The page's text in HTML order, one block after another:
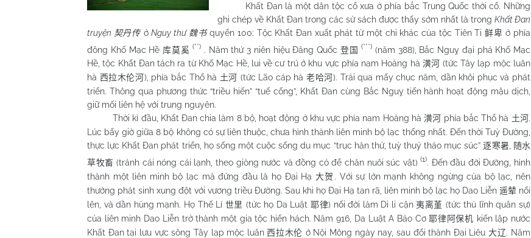
Khất Đan là một dân tộc cổ xưa ở phía bắc Trung Quốc thời cổ. Những
ghi chép về Khất Đan trong các sử sách được thấy sớm nhất là trong Khất Đan
truyện 契丹传 ởNguỵ thư 魏书quyển 100: Tộc Khất Đan xuất phát từ một chi khác của tộc Tiên Ti鲜卑 ở phía
đông Khố Mạc Hề 库莫奚 (**) . Năm thứ 3 niên hiệu Đăng Quốc 登国 (***) (năm 388), Bắc Nguỵ đại phá Khố Mạc
Hề, tộc Khất Đan tách ra từ Khố Mạc Hề, lui về cư trú ở khu vực phía nam Hoàng hà 潢河 (tức Tây lạp mộc luân
hà 西拉木伦河 ), phía bắc Thổ hà 土河 (tức Lão cáp hà老哈河 ). Trải qua mấy chục năm, dần khôi phục và phát
triển. Thông qua phương thức “triều hiến” “tuế cống”, Khất Đan cùng Bắc Nguỵ tiến hành hoạt động mậu dịch,
giữ mối liên hệ với trung nguyên.
Thời kì đầu, Khất Đan chia làm 8 bộ, hoạt động ở khu vực phía nam Hoàng hà潢河 phía bắc Thổ hà 土河 .
Lúc bấy giờ giữa 8 bộ không có sự liên thuộc, chưa hình thành liên minh bộ lạc thống nhất. Đến thời Tuỳ Đường,
thực lực Khất Đan phát triển, họ sống một cuộc sống du mục “trục hàn thử, tuỳ thuỷ thảo mục súc”逐寒暑, 随水
草牧畜 (tránh cái nóng cái lạnh, theo giòng nước và đồng cỏ để chăn nuôi súc vật)(1). Đến đầu đời Đường, hình
thành một liên minh bộ lạc mà đứng đầu là họ Đại Hạ 大贺 . Với sự lớn mạnh không ngừng của bộ lạc, nên
thường phát sinh xung đột với vương triều Đường. Sau khi họ Đại Hạ tan rã, liên minh bộ lạc họ Dao Liễn 遥辇 nổi
lên, và dần hùng mạnh. Họ Thế Lí 世里 (tức họ Da Luật 耶律) nối đời làm Di li cận夷离堇 (tức thủ lĩnh quân sự)
của liên minh Dao Liễn trở thành một gia tộc hiển hách. Năm 916, Da Luật A Bảo Cơ耶律阿保机 kiến lập nước
Khất Đan tại lưu vực sông Tây lạp mộc luân西拉木伦 ở Nội Mông ngày nay, sau đổi thành Đại Liêu大辽 . Năm